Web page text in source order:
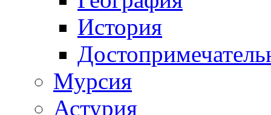
История
Мурсия
Астурия